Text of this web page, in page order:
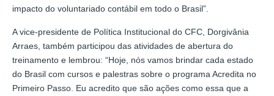
impacto do voluntariado contábil em todo o Brasil”.
A vice-presidente de Política Institucional do CFC, Dorgivânia
Arraes, também participou das atividades de abertura do
treinamento e lembrou: “Hoje, nós vamos brindar cada estado
do Brasil com cursos e palestras sobre o programa Acredita no
Primeiro Passo. Eu acredito que são ações como essa que a